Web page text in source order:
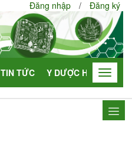
Đăng nhập / Đăng ký
TIN TỨC Y DƯỢC HỌC Toggle